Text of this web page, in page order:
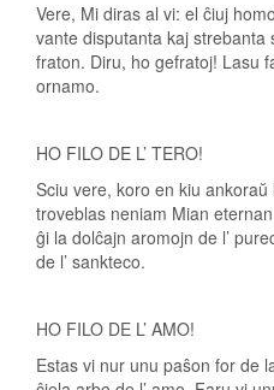
Vere, Mi diras al vi: el ĉiuj
vante disputanta kaj strebanta
fraton. Diru, ho gefratoj! Lasu
ornamo.
HO FILO DE L’ TERO!
Sciu vere, koro en kiu
troveblas neniam Mian
ĝi la dolĉajn aromojn de l’
de l’ sankteco.
HO FILO DE L’ AMO!
Estas vi nur unu paŝon for de